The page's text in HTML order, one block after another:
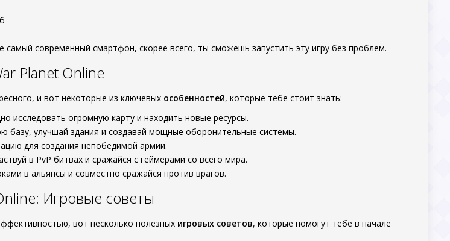
самый современный смартфон, скорее всего, ты сможешь запустить эту игру без проблем.
Planet Online
и вот некоторые из ключевых особенностей, которые тебе стоит знать:
исследовать огромную карту и находить новые ресурсы.
базу, улучшай здания и создавай мощные оборонительные системы.
для создания непобедимой армии.
в PvP битвах и сражайся с геймерами со всего мира.
в альянсы и совместно сражайся против врагов.
Игровые советы
вот несколько полезных игровых советов, которые помогут тебе в начале